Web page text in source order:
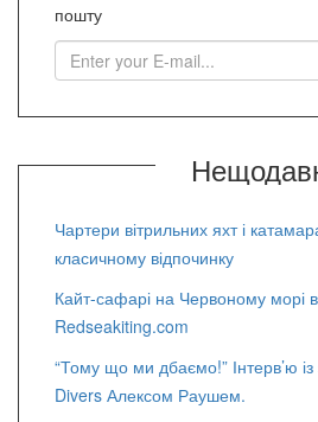
пошту
Чартери вітрильних яхт і
класичному відпочинку
Кайт-сафарі на Червоному морі в
Redseakiting.com
“Тому що ми дбаємо!” Інтерв’ю
Divers Алексом Раушем.